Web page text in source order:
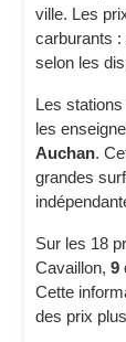
ville. Les
carburants
selon les
Les
les
Auchan.
grandes
Sur les 18
Cavaillon,9
Cette
des prix